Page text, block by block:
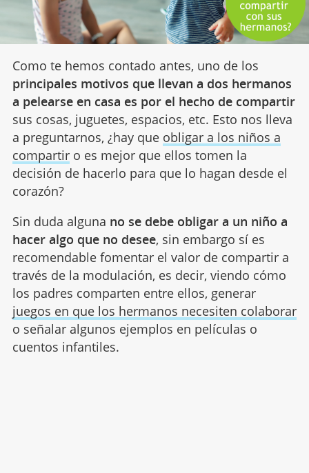
Como te hemos contado antes, uno de los
principales motivos que llevan a dos hermanos
a pelearse en casa es por el hecho de compartir
sus cosas, juguetes, espacios, etc. Esto nos lleva
a preguntarnos, ¿hay que obligar a los niños a
compartiro es mejor que ellos tomen la
decisión de hacerlo para que lo hagan desde el
corazón?
Sin duda alguna no se debe obligar a un niño a
hacer algo que no desee, sin embargo sí es
recomendable fomentar el valor de compartir a
través de la modulación, es decir, viendo cómo
los padres comparten entre ellos, generar
juegos en que los hermanos necesiten colaborar
o señalar algunos ejemplos en películas o
cuentos infantiles.